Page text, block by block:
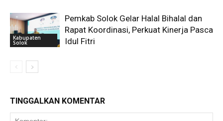
Kabupaten
Solok
Pemkab Solok Gelar Halal Bihalal dan
Rapat Koordinasi, Perkuat Kinerja Pasca
Idul Fitri
TINGGALKAN KOMENTAR